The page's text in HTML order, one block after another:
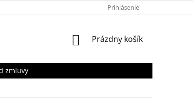
ÚDAJOV Prihlásenie
NÁKUPNÝ
Prázdny košík
zmluvy